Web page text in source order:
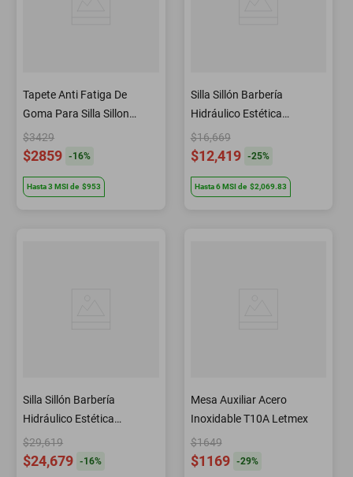
Tapete Anti Fatiga De
Goma Para Silla Sillon
Barberia Semi Circular
Letmex
$3429
$2859 -16%
Hasta3 MSIde $953
Silla Sillón Barbería
Hidráulico Estética
Peluquería A10 Letmex
$16,669
$12,419 -25%
Hasta6MSI de $2,069.83
Silla Sillón Barbería
Hidráulico Estética
Peluquería A08 Letmex
$29,619
$24,679 -16%
Mesa Auxiliar Acero
Inoxidable T10A Letmex
$1649
$1169 -29%